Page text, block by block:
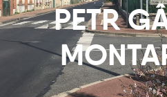
PETR